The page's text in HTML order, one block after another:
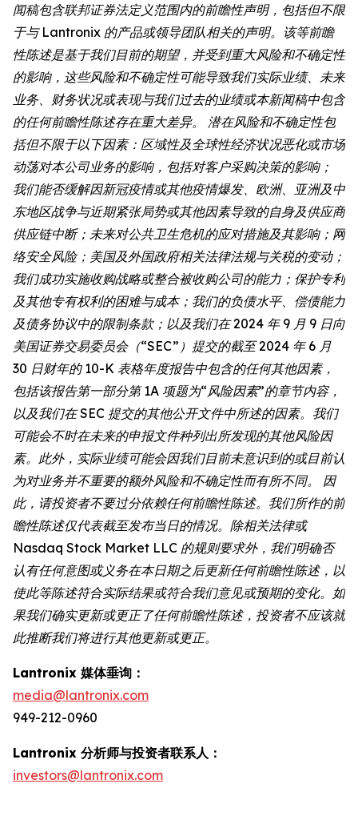
闻稿包含联邦证券法定义范围内的前瞻性声明，包括但不限
于与 Lantronix 的产品或领导团队相关的声明。该等前瞻
性陈述是基于我们目前的期望，并受到重大风险和不确定性
的影响，这些风险和不确定性可能导致我们实际业绩、未来
业务、财务状况或表现与我们过去的业绩或本新闻稿中包含
的任何前瞻性陈述存在重大差异。 潜在风险和不确定性包
括但不限于以下因素：区域性及全球性经济状况恶化或市场
动荡对本公司业务的影响，包括对客户采购决策的影响；
我们能否缓解因新冠疫情或其他疫情爆发、欧洲、亚洲及中
东地区战争与近期紧张局势或其他因素导致的自身及供应商
供应链中断；未来对公共卫生危机的应对措施及其影响；网
络安全风险；美国及外国政府相关法律法规与关税的变动；
我们成功实施收购战略或整合被收购公司的能力；保护专利
及其他专有权利的困难与成本；我们的负债水平、偿债能力
及债务协议中的限制条款；以及我们在 2024 年 9 月 9 日向
美国证券交易委员会（“SEC”）提交的截至 2024 年 6 月
30 日财年的 10-K 表格年度报告中包含的任何其他因素，
包括该报告第一部分第 1A 项题为“风险因素”的章节内容，
以及我们在 SEC 提交的其他公开文件中所述的因素。我们
可能会不时在未来的申报文件种列出所发现的其他风险因
素。此外，实际业绩可能会因我们目前未意识到的或目前认
为对业务并不重要的额外风险和不确定性而有所不同。 因
此，请投资者不要过分依赖任何前瞻性陈述。我们所作的前
瞻性陈述仅代表截至发布当日的情况。除相关法律或
Nasdaq Stock Market LLC 的规则要求外，我们明确否
认有任何意图或义务在本日期之后更新任何前瞻性陈述，以
使此等陈述符合实际结果或符合我们意见或预期的变化。如
果我们确实更新或更正了任何前瞻性陈述，投资者不应该就
此推断我们将进行其他更新或更正。
Lantronix 媒体垂询：
media@lantronix.com
949-212-0960
Lantronix 分析师与投资者联系人：
investors@lantronix.com